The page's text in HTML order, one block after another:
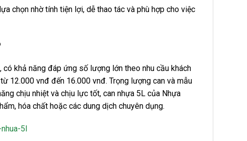
chọn nhờ tính tiện lợi, dễ thao tác và phù hợp cho việc
khả năng đáp ứng số lượng lớn theo nhu cầu khách
12.000 vnđ đến 16.000 vnđ. Trọng lượng can và mẫu
chịu nhiệt và chịu lực tốt, can nhựa 5L của Nhựa
hóa chất hoặc các dung dịch chuyên dụng.
5l